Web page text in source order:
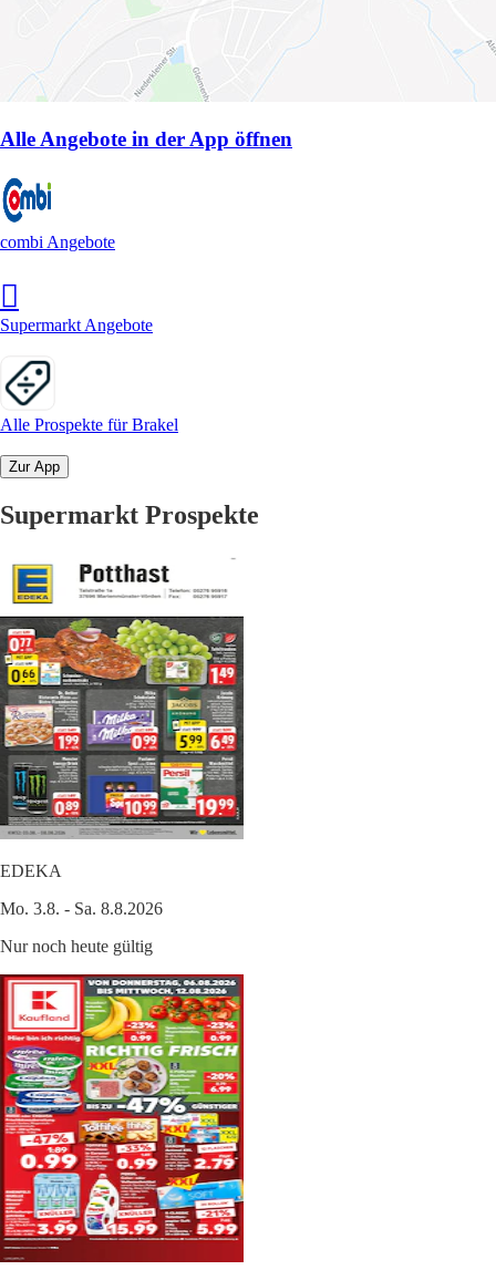
Alle Angebote in der App öffnen
combi Angebote
Supermarkt Angebote
Alle Prospekte für Brakel
Zur App
Supermarkt Prospekte
EDEKA
Mo. 3.8. - Sa. 8.8.2026
Nur noch heute gültig